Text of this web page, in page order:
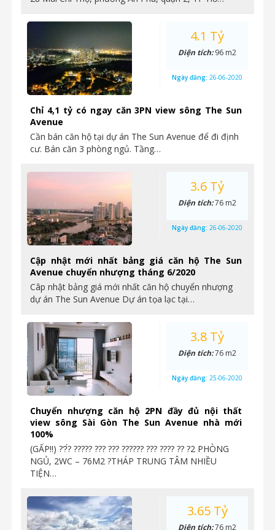
Chỉ 4,1 tỷ có ngay căn 3PN view sông The Sun
Avenue
Cần bán căn hộ tại dự án The Sun Avenue để đi định
cư. Bán căn 3 phòng ngủ. Tầng…
4.1 Tỷ
Diện tích:96 m2
Ngày đăng: 26-06-2020
Cập nhật mới nhất bảng giá căn hộ The Sun
Avenue chuyển nhượng tháng 6/2020
Câp nhật bảng giá mới nhất căn hộ chuyển nhượng
dự án The Sun Avenue Dự án tọa lạc tại…
3.6 Tỷ
Diện tích:76 m2
Ngày đăng: 26-06-2020
Chuyển nhượng căn hộ 2PN đầy đủ nội thất
view sông Sài Gòn The Sun Avenue nhà mới
100%
(GẤP‼️) ??́? ????? ??? ??? ?????? ??? ???? ?? ?2 PHÒNG
NGỦ, 2WC – 76M2 ?THÁP TRUNG TÂM NHIỀU
TIỆN…
3.8 Tỷ
Diện tích:76 m2
Ngày đăng: 25-06-2020
3.65 Tỷ
Diện tích:76 m2